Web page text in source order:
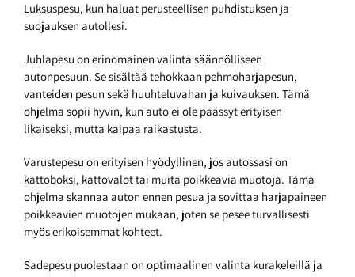
Luksuspesu, kun haluat perusteellisen puhdistuksen ja
suojauksen autollesi.
Juhlapesu on erinomainen valinta säännölliseen
autonpesuun. Se sisältää tehokkaan pehmoharjapesun,
vanteiden pesun sekä huuhteluvahan ja kuivauksen. Tämä
ohjelma sopii hyvin, kun auto ei ole päässyt erityisen
likaiseksi, mutta kaipaa raikastusta.
Varustepesu on erityisen hyödyllinen, jos autossasi on
kattoboksi, kattovalot tai muita poikkeavia muotoja. Tämä
ohjelma skannaa auton ennen pesua ja sovittaa harjapaineen
poikkeavien muotojen mukaan, joten se pesee turvallisesti
myös erikoisemmat kohteet.
Sadepesu puolestaan on optimaalinen valinta kurakeleillä ja